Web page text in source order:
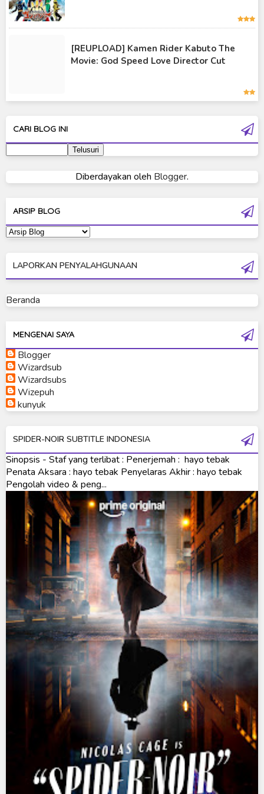
Kamen Rider Vulcan
Kamen Rider W
Kamen Rider Wizard
Ultraman 80
Ultraman Cosmos
Ultraman Dyna
Ultraman Geed
Ultraman Mebius
Ultraman Neos
Ultraman Orb
Ultraman Orb Origin Saga
Ultraman Saga
Ultraman Taiga
Ultraman The Next
Ultraman Tiga
Ultraman Trigger
Ultraman X
Ultraman Z
Ultraman Zearth
[REUPLOAD] Kamen Rider Kabuto The
Movie: God Speed Love Director Cut
CARI BLOG INI
Diberdayakan oleh Blogger.
ARSIP BLOG
LAPORKAN PENYALAHGUNAAN
Beranda
MENGENAI SAYA
Blogger
Wizardsub
Wizardsubs
Wizepuh
kunyuk
SPIDER-NOIR SUBTITLE INDONESIA
Sinopsis - Staf yang terlibat : Penerjemah : hayo tebak
Penata Aksara : hayo tebak Penyelaras Akhir : hayo tebak
Pengolah video & peng...